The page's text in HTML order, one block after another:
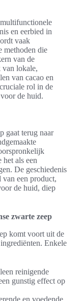
en eerbied in
vaak
methoden die
van de
van lokale,
van cacao en
rol in de
de huid.
gaat terug naar
als een
De geschiedenis
van een product,
de huid, diep
zwarte zeep
komt voort uit de
Enkele
reinigende
gunstig effect op